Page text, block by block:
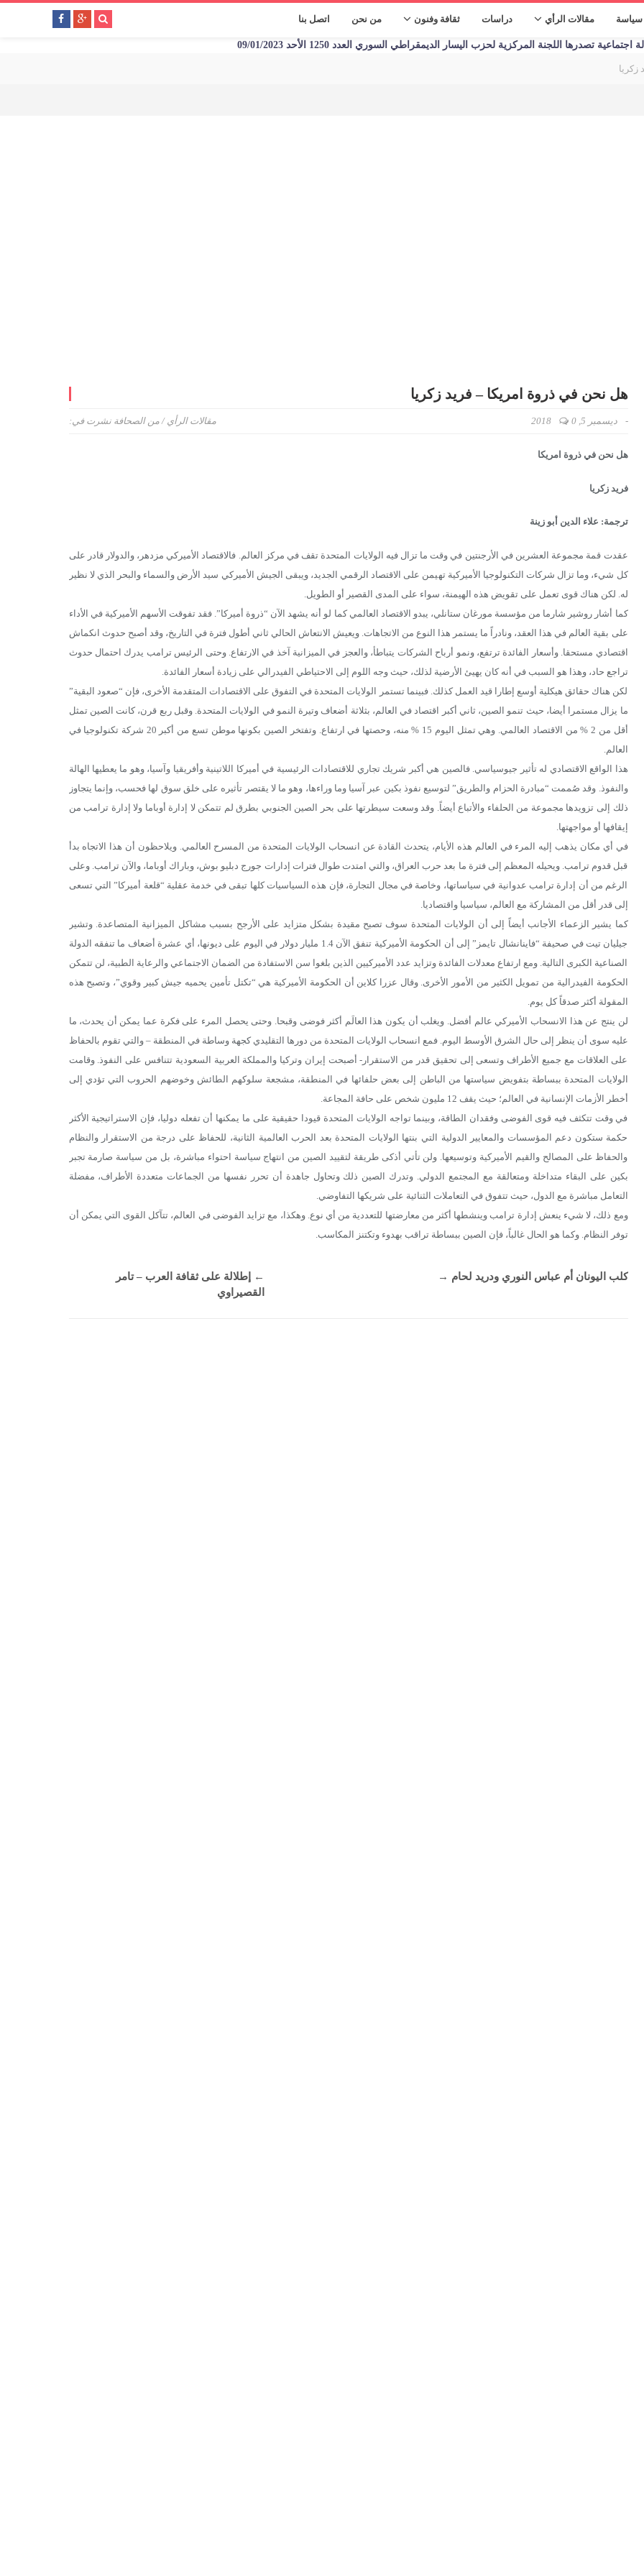
سياسة مقالات الرأي دراسات ثقافة وفنون من نحن اتصل بنا
تصدرها اللجنة المركزية لحزب اليسار الديمقراطي السوري العدد 1250 الأحد 09/01/2023
هل نحن في ذروة امريكا – فريد زكريا
نشرت في: مقالات الرأي /من الصحافة - ديسمبر 5, 2018 0
هل نحن في ذروة امريكا
فريد زكريا
ترجمة: علاء الدين أبو زينة
عقدت قمة مجموعة العشرين في الأرجنتين في وقت ما تزال فيه الولايات المتحدة تقف في مركز العالم. فالاقتصاد الأميركي مزدهر، والدولار قادر على
كل شيء، وما تزال شركات التكنولوجيا الأميركية تهيمن على الاقتصاد الرقمي الجديد، ويبقى الجيش الأميركي سيد الأرض والسماء والبحر الذي لا نظير
له. لكن هناك قوى تعمل على تقويض هذه الهيمنة، سواء على المدى القصير أو الطويل.
كما أشار روشير شارما من مؤسسة مورغان ستانلي، يبدو الاقتصاد العالمي كما لو أنه يشهد الآن “ذروة أميركا”. فقد تفوقت الأسهم الأميركية في الأداء
على بقية العالم في هذا العقد، ونادراً ما يستمر هذا النوع من الاتجاهات. ويعيش الانتعاش الحالي ثاني أطول فترة في التاريخ، وقد أصبح حدوث انكماش
اقتصادي مستحقا. وأسعار الفائدة ترتفع، ونمو أرباح الشركات يتباطأ، والعجز في الميزانية آخذ في الارتفاع. وحتى الرئيس ترامب يدرك احتمال حدوث
تراجع حاد، وهذا هو السبب في أنه كان يهيئ الأرضية لذلك، حيث وجه اللوم إلى الاحتياطي الفيدرالي على زيادة أسعار الفائدة.
لكن هناك حقائق هيكلية أوسع إطارا قيد العمل كذلك. فبينما تستمر الولايات المتحدة في التفوق على الاقتصادات المتقدمة الأخرى، فإن “صعود البقية”
ما يزال مستمرا أيضا، حيث تنمو الصين، ثاني أكبر اقتصاد في العالم، بثلاثة أضعاف وتيرة النمو في الولايات المتحدة. وقبل ربع قرن، كانت الصين تمثل
أقل من 2 % من الاقتصاد العالمي. وهي تمثل اليوم 15 % منه، وحصتها في ارتفاع. وتفتخر الصين بكونها موطن تسع من أكبر 20 شركة تكنولوجيا في
العالم.
هذا الواقع الاقتصادي له تأثير جيوسياسي. فالصين هي أكبر شريك تجاري للاقتصادات الرئيسية في أميركا اللاتينية وأفريقيا وآسيا، وهو ما يعطيها الهالة
والنفوذ. وقد صُممت “مبادرة الحزام والطريق” لتوسيع نفوذ بكين عبر آسيا وما وراءها، وهو ما لا يقتصر تأثيره على خلق سوق لها فحسب، وإنما يتجاوز
ذلك إلى تزويدها مجموعة من الحلفاء والأتباع أيضاً. وقد وسعت سيطرتها على بحر الصين الجنوبي بطرق لم تتمكن لا إدارة أوباما ولا إدارة ترامب من
إيقافها أو مواجهتها.
في أي مكان يذهب إليه المرء في العالم هذه الأيام، يتحدث القادة عن انسحاب الولايات المتحدة من المسرح العالمي. ويلاحظون أن هذا الاتجاه بدأ
قبل قدوم ترامب. ويحيله المعظم إلى فترة ما بعد حرب العراق، والتي امتدت طوال فترات إدارات جورج دبليو بوش، وباراك أوباما، والآن ترامب. وعلى
الرغم من أن إدارة ترامب عدوانية في سياساتها، وخاصة في مجال التجارة، فإن هذه السياسيات كلها تبقى في خدمة عقلية “قلعة أميركا” التي تسعى
إلى قدر أقل من المشاركة مع العالم، سياسيا واقتصاديا.
كما يشير الزعماء الأجانب أيضاً إلى أن الولايات المتحدة سوف تصبح مقيدة بشكل متزايد على الأرجح بسبب مشاكل الميزانية المتصاعدة. وتشير
جيليان تيت في صحيفة “فاينانشال تايمز” إلى أن الحكومة الأميركية تنفق الآن 1.4 مليار دولار في اليوم على ديونها، أي عشرة أضعاف ما تنفقه الدولة
الصناعية الكبرى التالية. ومع ارتفاع معدلات الفائدة وتزايد عدد الأميركيين الذين بلغوا سن الاستفادة من الضمان الاجتماعي والرعاية الطبية، لن تتمكن
الحكومة الفيدرالية من تمويل الكثير من الأمور الأخرى. وقال عزرا كلاين أن الحكومة الأميركية هي “تكتل تأمين يحميه جيش كبير وقوي”، وتصبح هذه
المقولة أكثر صدقاً كل يوم.
لن ينتج عن هذا الانسحاب الأميركي عالم أفضل. ويغلب أن يكون هذا العالَم أكثر فوضى وقبحا. وحتى يحصل المرء على فكرة عما يمكن أن يحدث، ما
عليه سوى أن ينظر إلى حال الشرق الأوسط اليوم. فمع انسحاب الولايات المتحدة من دورها التقليدي كجهة وساطة في المنطقة – والتي تقوم بالحفاظ
على العلاقات مع جميع الأطراف وتسعى إلى تحقيق قدر من الاستقرار- أصبحت إيران وتركيا والمملكة العربية السعودية تتنافس على النفوذ. وقامت
الولايات المتحدة ببساطة بتفويض سياستها من الباطن إلى بعض حلفائها في المنطقة، مشجعة سلوكهم الطائش وخوضهم الحروب التي تؤدي إلى
أخطر الأزمات الإنسانية في العالم؛ حيث يقف 12 مليون شخص على حافة المجاعة.
في وقت تتكثف فيه قوى الفوضى وفقدان الطاقة، وبينما تواجه الولايات المتحدة قيودا حقيقية على ما يمكنها أن تفعله دوليا، فإن الاستراتيجية الأكثر
حكمة ستكون دعم المؤسسات والمعايير الدولية التي بنتها الولايات المتحدة بعد الحرب العالمية الثانية، للحفاظ على درجة من الاستقرار والنظام
والحفاظ على المصالح والقيم الأميركية وتوسيعها. ولن تأتي أذكى طريقة لتقييد الصين من انتهاج سياسة احتواء مباشرة، بل من سياسة صارمة تجبر
بكين على البقاء متداخلة ومتعالقة مع المجتمع الدولي. وتدرك الصين ذلك وتحاول جاهدة أن تحرر نفسها من الجماعات متعددة الأطراف، مفضلة
التعامل مباشرة مع الدول، حيث تتفوق في التعاملات الثنائية على شريكها التفاوضي.
ومع ذلك، لا شيء ينعش إدارة ترامب وينشطها أكثر من معارضتها للتعددية من أي نوع. وهكذا، مع تزايد الفوضى في العالم، تتآكل القوى التي يمكن أن
توفر النظام. وكما هو الحال غالباً، فإن الصين ببساطة تراقب بهدوء وتكتنز المكاسب.
←
إطلالة على ثقافة العرب – تامر
القصيراوي
كلب اليونان أم عباس النوري ودريد لحام →